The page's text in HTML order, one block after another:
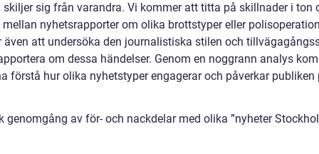
skiljer sig från varandra. Vi kommer att titta på skillnader i ton
nyhetsrapporter om olika brottstyper eller
även att undersöka den journalistiska stilen och
om dessa händelser. Genom en noggrann analys
förstå hur olika nyhetstyper engagerar och påverkar publiken
genomgång av för- och nackdelar med olika ”nyheter